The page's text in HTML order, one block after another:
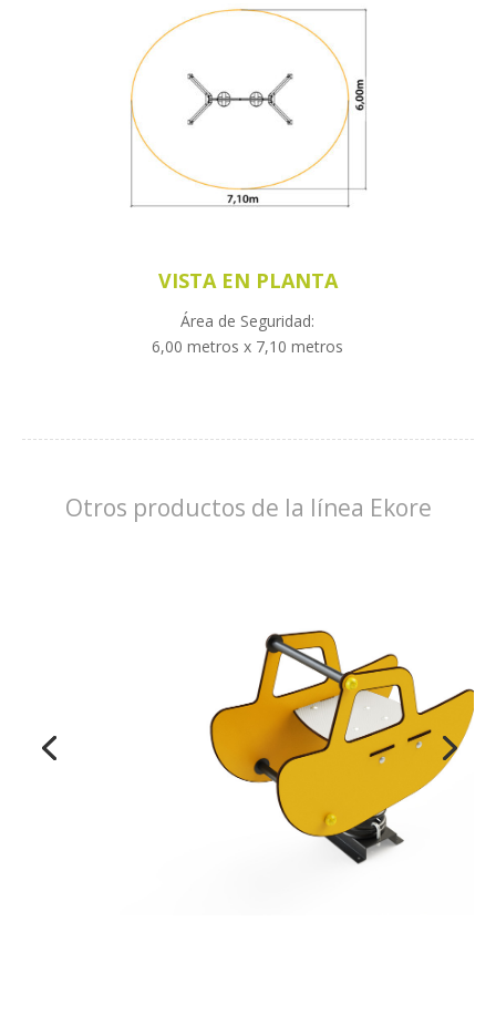
VISTA EN PLANTA
Área de Seguridad:
6,00 metros x 7,10 metros
Otros productos de la línea Ekore